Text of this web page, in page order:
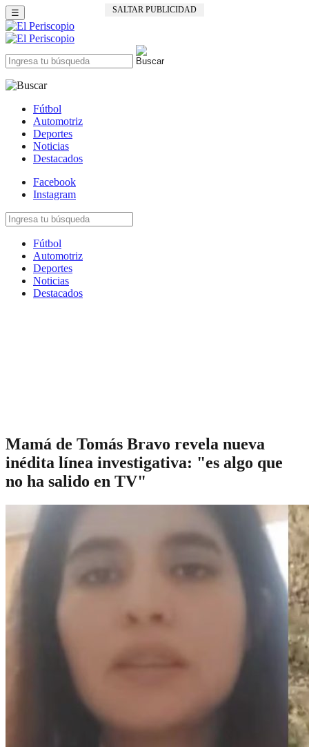
SALTAR PUBLICIDAD
☰
Fútbol
Automotriz
Deportes
Noticias
Destacados
Facebook
Instagram
Fútbol
Automotriz
Deportes
Noticias
Destacados
Mamá de Tomás Bravo revela nueva
inédita línea investigativa: "es algo que
no ha salido en TV"